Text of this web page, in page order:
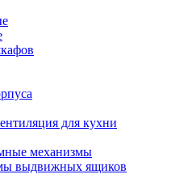
для кухни
механизмы
выдвижных ящиков